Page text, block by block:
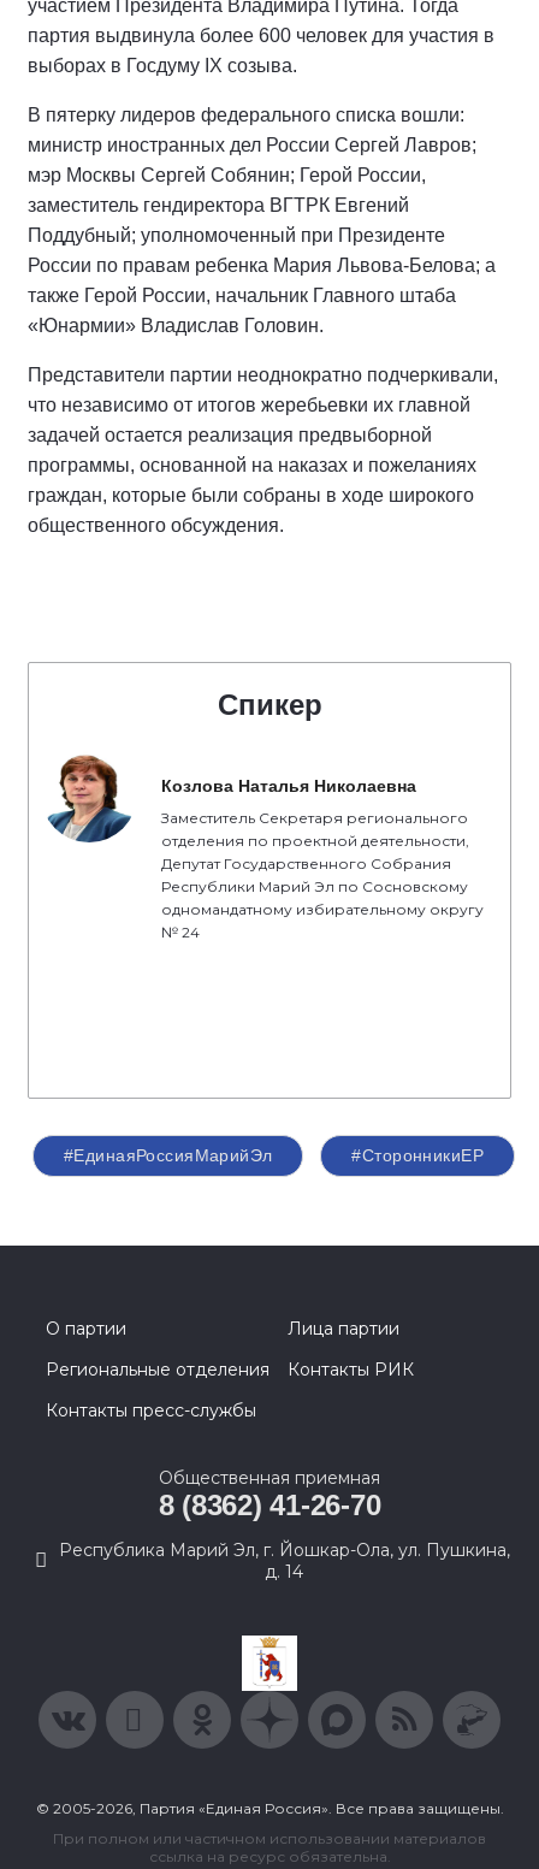
участием Президента Владимира Путина. Тогда
партия выдвинула более 600 человек для участия в
выборах в Госдуму IX созыва.
В пятерку лидеров федерального списка вошли:
министр иностранных дел России Сергей Лавров;
мэр Москвы Сергей Собянин; Герой России,
заместитель гендиректора ВГТРК Евгений
Поддубный; уполномоченный при Президенте
России по правам ребенка Мария Львова-Белова; а
также Герой России, начальник Главного штаба
«Юнармии» Владислав Головин.
Представители партии неоднократно подчеркивали,
что независимо от итогов жеребьевки их главной
задачей остается реализация предвыборной
программы, основанной на наказах и пожеланиях
граждан, которые были собраны в ходе широкого
общественного обсуждения.
Спикер
Козлова Наталья Николаевна
Заместитель Секретаря регионального
отделения по проектной деятельности,
Депутат Государственного Собрания
Республики Марий Эл по Сосновскому
одномандатному избирательному округу
№ 24
#ЕдинаяРоссияМарийЭл #СторонникиЕР
О партии
Лица партии
Региональные отделения
Контакты РИК
Контакты пресс-службы
Общественная приемная
8 (8362) 41-26-70
Республика Марий Эл, г. Йошкар-Ола, ул. Пушкина,
д. 14
© 2005-2026, Партия «Единая Россия». Все права защищены.
При полном или частичном использовании материалов
ссылка на ресурс обязательна.